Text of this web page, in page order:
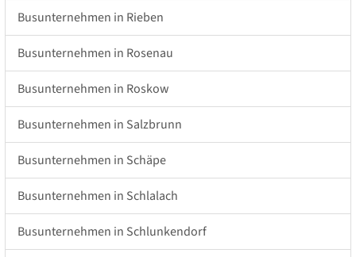
Busunternehmen in Rieben
Busunternehmen in Rosenau
Busunternehmen in Roskow
Busunternehmen in Salzbrunn
Busunternehmen in Schäpe
Busunternehmen in Schlalach
Busunternehmen in Schlunkendorf